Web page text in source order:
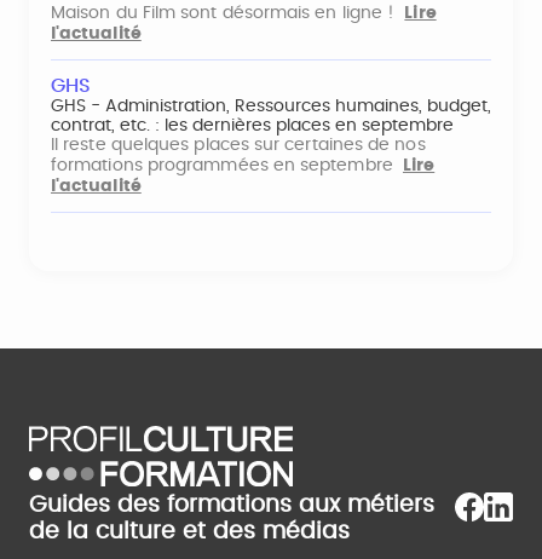
Maison du Film sont désormais en ligne !
Lire
l'actualité
GHS
GHS - Administration, Ressources humaines, budget,
contrat, etc. : les dernières places en septembre
Il reste quelques places sur certaines de nos
formations programmées en septembre
Lire
l'actualité
Guides des formations aux métiers
de la culture et des médias